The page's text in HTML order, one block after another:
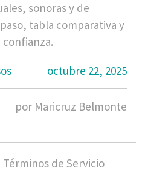
sonoras y de
tabla comparativa y
confianza.
octubre 22, 2025
por Maricruz Belmonte
Términos de Servicio